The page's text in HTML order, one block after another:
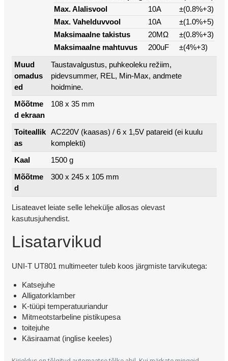
Max. Alalisvool
10A
±(0.8%+3)
Max. Vahelduvvool
10A
±(1.0%+5)
Maksimaalne takistus
20MΩ
±(0.8%+3)
Maksimaalne mahtuvus
200uF
±(4%+3)
Muud
omadus
ed
Taustavalgustus, puhkeoleku režiim,
pidevsummer, REL, Min-Max, andmete
hoidmine.
Mõõtme
d ekraan
108 x 35 mm
Toiteallik
as
AC220V (kaasas) / 6 x 1,5V patareid (ei kuulu
komplekti)
Kaal
1500 g
Mõõtme
d
300 x 245 x 105 mm
Lisateavet leiate selle lehekülje allosas olevast
kasutusjuhendist.
Lisatarvikud
UNI-T UT801 multimeeter tuleb koos järgmiste tarvikutega:
Katsejuhe
Alligatorklamber
K-tüüpi temperatuuriandur
Mitmeotstarbeline pistikupesa
toitejuhe
Käsiraamat (inglise keeles)